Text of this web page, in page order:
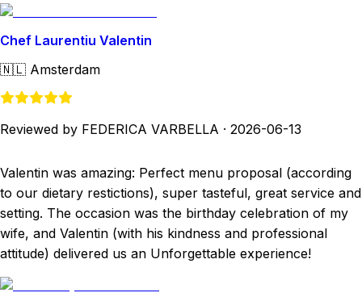
Chef Laurentiu Valentin
🇳🇱 Amsterdam
Reviewed by FEDERICA VARBELLA · 2026-06-13
Valentin was amazing: Perfect menu proposal (according
to our dietary restictions), super tasteful, great service and
setting. The occasion was the birthday celebration of my
wife, and Valentin (with his kindness and professional
attitude) delivered us an Unforgettable experience!